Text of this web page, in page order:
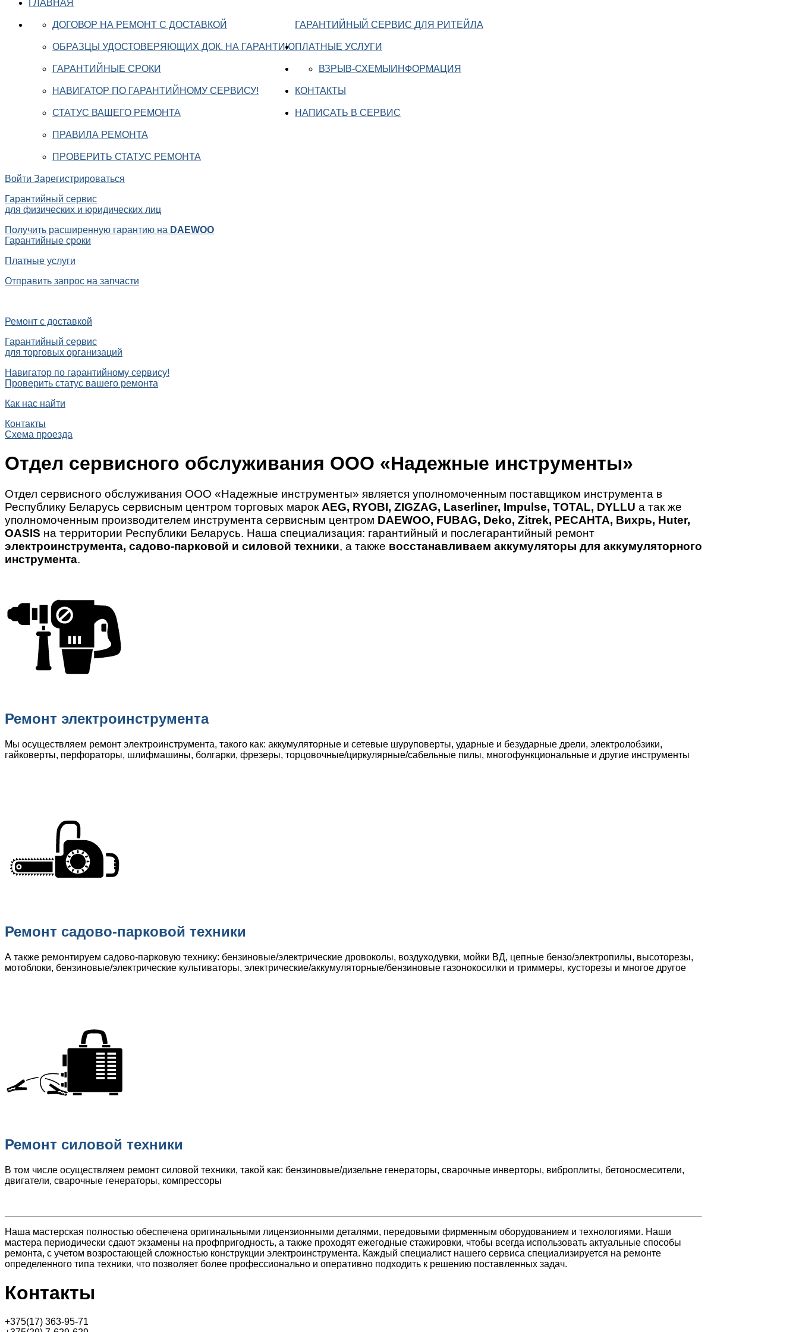
ГЛАВНАЯ
ГАРАНТИЙНЫЙ СЕРВИС ДЛЯ РИТЕЙЛА
ДОГОВОР НА РЕМОНТ С ДОСТАВКОЙ
ОБРАЗЦЫ УДОСТОВЕРЯЮЩИХ ДОК. НА ГАРАНТИЮ
ГАРАНТИЙНЫЕ СРОКИ
НАВИГАТОР ПО ГАРАНТИЙНОМУ СЕРВИСУ!
СТАТУС ВАШЕГО РЕМОНТА
ПРАВИЛА РЕМОНТА
ПРОВЕРИТЬ СТАТУС РЕМОНТА
ПЛАТНЫЕ УСЛУГИ
ИНФОРМАЦИЯ
ВЗРЫВ-СХЕМЫ
КОНТАКТЫ
НАПИСАТЬ В СЕРВИС
Войти Зарегистрироваться
Гарантийный сервис
для физических и юридических лиц
Получить расширенную гарантию на DAEWOO
Гарантийные сроки
Платные услуги
Отправить запрос на запчасти
Ремонт с доставкой
Гарантийный сервис
для торговых организаций
Навигатор по гарантийному сервису!
Проверить статус вашего ремонта
Как нас найти
Контакты
Схема проезда
Отдел сервисного обслуживания ООО «Надежные инструменты»
Отдел сервисного обслуживания ООО «Надежные инструменты» является уполномоченным поставщиком инструмента в
Республику Беларусь сервисным центром торговых марок AEG, RYOBI, ZIGZAG, Laserliner, Impulse, TOTAL, DYLLU а так же
уполномоченным производителем инструмента сервисным центром DAEWOO, FUBAG, Deko, Zitrek, РЕСАНТА, Вихрь, Huter,
OASIS на территории Республики Беларусь. Наша специализация: гарантийный и послегарантийный ремонт
электроинструмента, садово-парковой и силовой техники, а также восстанавливаем аккумуляторы для аккумуляторного
инструмента.
Ремонт электроинструмента
Мы осуществляем ремонт электроинструмента, такого как: аккумуляторные и сетевые шуруповерты, ударные и безударные дрели, электролобзики,
гайковерты, перфораторы, шлифмашины, болгарки, фрезеры, торцовочные/циркулярные/сабельные пилы, многофункциональные и другие инструменты
Ремонт садово-парковой техники
А также ремонтируем садово-парковую технику: бензиновые/электрические дровоколы, воздуходувки, мойки ВД, цепные бензо/электропилы, высоторезы,
мотоблоки, бензиновые/электрические культиваторы, электрические/аккумуляторные/бензиновые газонокосилки и триммеры, кусторезы и многое другое
Ремонт силовой техники
В том числе осуществляем ремонт силовой техники, такой как: бензиновые/дизельне генераторы, сварочные инверторы, виброплиты, бетоносмесители,
двигатели, сварочные генераторы, компрессоры
Наша мастерская полностью обеспечена оригинальными лицензионными деталями, передовыми фирменным оборудованием и технологиями. Наши
мастера периодически сдают экзамены на профпригодность, а также проходят ежегодные стажировки, чтобы всегда использовать актуальные способы
ремонта, с учетом возростающей сложностью конструкции электроинструмента. Каждый специалист нашего сервиса специализируется на ремонте
определенного типа техники, что позволяет более профессионально и оперативно подходить к решению поставленных задач.
Контакты
+375(17) 363-95-71